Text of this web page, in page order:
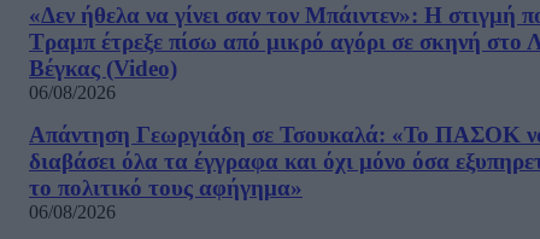
«Δεν ήθελα να γίνει σαν τον Μπάιντεν»: Η στιγμή
Τραμπ έτρεξε πίσω από μικρό αγόρι σε σκηνή στο
Βέγκας (Video)
06/08/2026
Απάντηση Γεωργιάδη σε Τσουκαλά: «Το ΠΑΣΟΚ
διαβάσει όλα τα έγγραφα και όχι μόνο όσα
το πολιτικό τους αφήγημα»
06/08/2026